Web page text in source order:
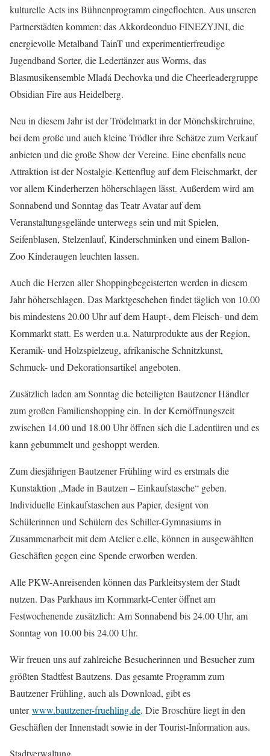
kulturelle Acts ins Bühnenprogramm eingeflochten. Aus unseren
Partnerstädten kommen: das Akkordeonduo FINEZYJNI, die
energievolle Metalband TainT und experimentierfreudige
Jugendband Sorter, die Ledertänzer aus Worms, das
Blasmusikensemble Mladá Dechovka und die Cheerleadergruppe
Obsidian Fire aus Heidelberg.
Neu in diesem Jahr ist der Trödelmarkt in der Mönchskirchruine,
bei dem große und auch kleine Trödler ihre Schätze zum Verkauf
anbieten und die große Show der Vereine. Eine ebenfalls neue
Attraktion ist der Nostalgie-Kettenflug auf dem Fleischmarkt, der
vor allem Kinderherzen höherschlagen lässt. Außerdem wird am
Sonnabend und Sonntag das Teatr Avatar auf dem
Veranstaltungsgelände unterwegs sein und mit Spielen,
Seifenblasen, Stelzenlauf, Kinderschminken und einem Ballon-
Zoo Kinderaugen leuchten lassen.
Auch die Herzen aller Shoppingbegeisterten werden in diesem
Jahr höherschlagen. Das Marktgeschehen findet täglich von 10.00
bis mindestens 20.00 Uhr auf dem Haupt-, dem Fleisch- und dem
Kornmarkt statt. Es werden u.a. Naturprodukte aus der Region,
Keramik- und Holzspielzeug, afrikanische Schnitzkunst,
Schmuck- und Dekorationsartikel angeboten.
Zusätzlich laden am Sonntag die beteiligten Bautzener Händler
zum großen Familienshopping ein. In der Kernöffnungszeit
zwischen 14.00 und 18.00 Uhr öffnen sich die Ladentüren und es
kann gebummelt und geshoppt werden.
Zum diesjährigen Bautzener Frühling wird es erstmals die
Kunstaktion „Made in Bautzen – Einkaufstasche“ geben.
Individuelle Einkaufstaschen aus Papier, designt von
Schülerinnen und Schülern des Schiller-Gymnasiums in
Zusammenarbeit mit dem Atelier e.elle, können in ausgewählten
Geschäften gegen eine Spende erworben werden.
Alle PKW-Anreisenden können das Parkleitsystem der Stadt
nutzen. Das Parkhaus im Kornmarkt-Center öffnet am
Festwochenende zusätzlich: Am Sonnabend bis 24.00 Uhr, am
Sonntag von 10.00 bis 24.00 Uhr.
Wir freuen uns auf zahlreiche Besucherinnen und Besucher zum
größten Stadtfest Bautzens. Das gesamte Programm zum
Bautzener Frühling, auch als Download, gibt es
unterwww.bautzener-fruehling.de. Die Broschüre liegt in den
Geschäften der Innenstadt sowie in der Tourist-Information aus.